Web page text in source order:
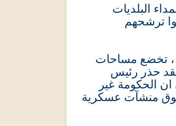
البلديات
ترشحهم
، تخضع مساحات
حذر رئيس
الحكومة غير
فوق منشآت عسكرية